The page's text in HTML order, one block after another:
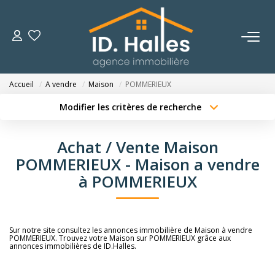
VENTES
NOTRE HISTOIRE
CONTACT
Accueil A vendre Maison POMMERIEUX
Modifier les critères de recherche
Sélectionnez...
Type de bien
Surface min
Plus de critères
Achat / Vente Maison
POMMERIEUX - Maison a vendre
à POMMERIEUX
Sur notre site consultez les annonces immobilière de Maison à vendre
POMMERIEUX. Trouvez votre Maison sur POMMERIEUX grâce aux
annonces immobilières de ID.Halles.